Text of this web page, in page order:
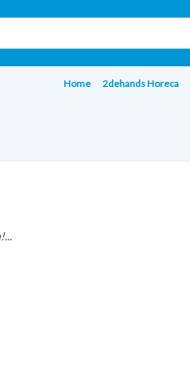
Home 2dehands Horeca